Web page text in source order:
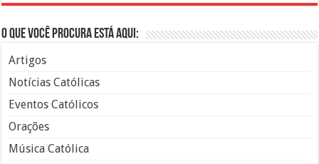
O que você procura está aqui:
Artigos
Notícias Católicas
Eventos Católicos
Orações
Música Católica